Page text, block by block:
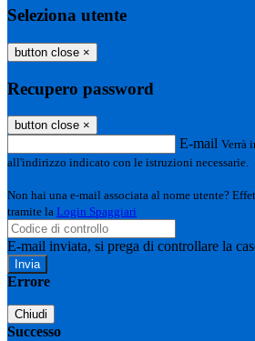
Seleziona utente
button close ×
Recupero password
button close ×
E-mail Verrà
all'indirizzo indicato con le istruzioni necessarie.
Non hai una e-mail associata al nome utente?
tramite la Login Spaggiari
E-mail inviata, si prega di controllare la
Errore
Chiudi
Successo